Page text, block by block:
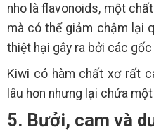
nho là flavonoids, một
mà có thể giảm chậm lại
thiệt hại gây ra bởi các
Kiwi có hàm chất xơ rất
lâu hơn nhưng lại chứa
5. Bưởi, cam và